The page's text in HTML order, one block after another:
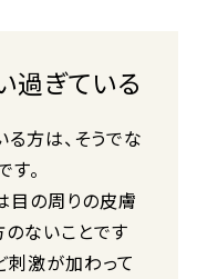
過ぎている
方は、そうでな
。
目の周りの皮膚
のないことです
刺激が加わって